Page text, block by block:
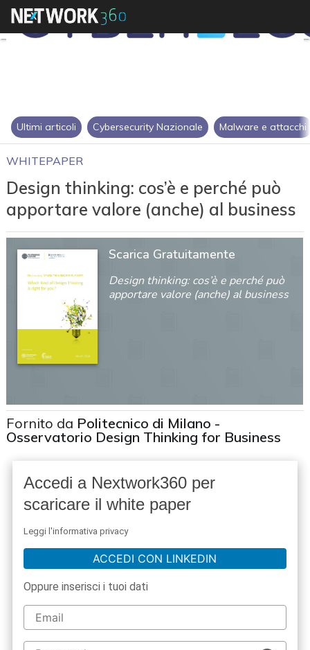
Ultimi articoli Cybersecurity Nazionale Malware e attacchi
WHITEPAPER
Design thinking: cos’è e perché può
apportare valore (anche) al business
Scarica Gratuitamente
Design thinking: cos’è e perché può
apportare valore (anche) al business
Fornito da Politecnico di Milano -
Osservatorio Design Thinking for Business
Accedi a Nextwork360 per
scaricare il white paper
Leggi l'informativa privacy
ACCEDI CON LINKEDIN
Oppure inserisci i tuoi dati